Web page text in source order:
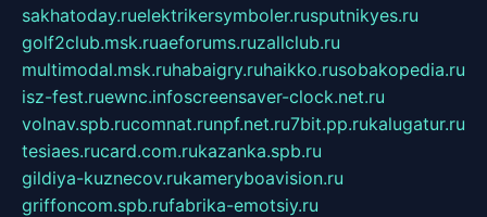
sakhatoday.ruelektrikersymboler.rusputnikyes.ru
golf2club.msk.ruaeforums.ruzallclub.ru
multimodal.msk.ruhabaigry.ruhaikko.rusobakopedia.ru
isz-fest.ruewnc.infoscreensaver-clock.net.ru
volnav.spb.rucomnat.runpf.net.ru7bit.pp.rukalugatur.ru
tesiaes.rucard.com.rukazanka.spb.ru
gildiya-kuznecov.rukameryboavision.ru
griffoncom.spb.rufabrika-emotsiy.ru